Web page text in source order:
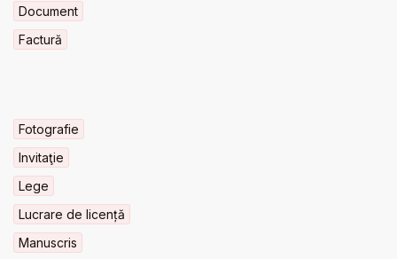
Document
Factură
Fotografie
Invitaţie
Lege
Lucrare de licență
Manuscris